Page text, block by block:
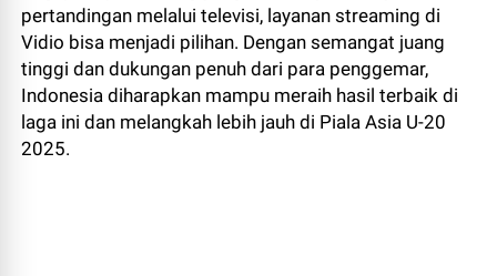
pertandingan melalui televisi, layanan streaming di
Vidio bisa menjadi pilihan. Dengan semangat juang
tinggi dan dukungan penuh dari para penggemar,
Indonesia diharapkan mampu meraih hasil terbaik di
laga ini dan melangkah lebih jauh di Piala Asia U-20
2025.